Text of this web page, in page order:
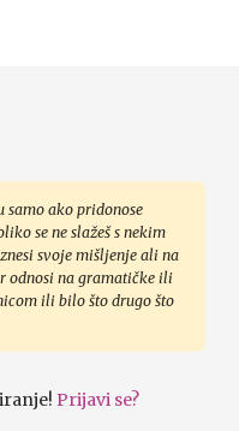
ako pridonose
se ne slažeš s nekim
svoje mišljenje ali na
odnosi na gramatičke ili
ili bilo što drugo što
Prijavi se?